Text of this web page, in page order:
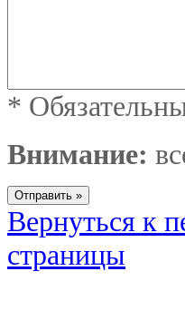
*
Внимание:
Вернуться к
страницы